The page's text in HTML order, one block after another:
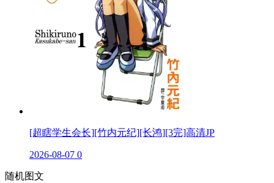
[超瞎学生会长][竹内元纪][长鸿][3完]高清JP
2026-08-07 0
随机图文